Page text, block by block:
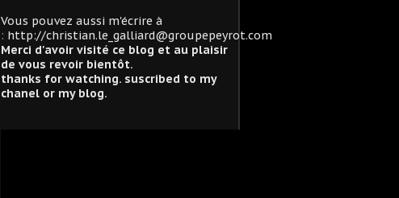
Vous pouvez aussi m'écrire à
: http://christian.le_galliard@groupepeyrot.com
Merci d'avoir visité ce blog et au plaisir
de vous revoir bientôt.
thanks for watching. suscribed to my
chanel or my blog.